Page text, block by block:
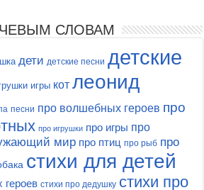
СЛОВАМ
дети детские песни детские
игры кот леонид
песни про волшебных героев про
про игрушки про игры про
мир про птиц про рыб про
стихи для детей
героев стихи про дедушку стихи про